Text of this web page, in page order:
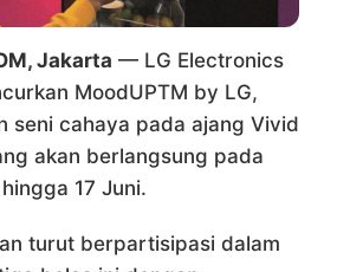
Jakarta — LG Electronics
MoodUPTM by LG,
seni cahaya pada ajang Vivid
akan berlangsung pada
17 Juni.
turut berpartisipasi dalam